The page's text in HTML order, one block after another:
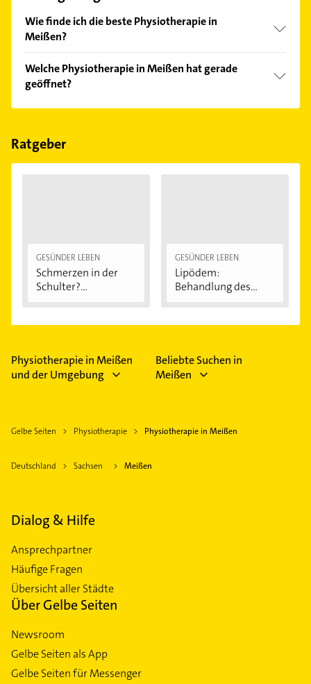
Wie finde ich die beste Physiotherapie in
Meißen?
Kundenmeinungen und profitieren Sie von den
Empfehlungen. Die Suchergebnisse können Sie sich
einfach nachBewertungensortiert anzeigen lassen.
Welche Physiotherapie in Meißen hat gerade
geöffnet?
Im Anbieter-Bereich finden Sie alleÖffnungszeiten.
Feiertagen abweichen können.
Ratgeber
GESÜNDER LEBEN
Schmerzen in der
Schulter?
GESÜNDER LEBEN
Lipödem:
Behandlung des
Physiotherapie in Meißen
und der Umgebung
Beliebte Suchen in
Meißen
Gelbe Seiten Physiotherapie Physiotherapie in Meißen
Deutschland Sachsen Meißen
Dialog & Hilfe
Ansprechpartner
Häufige Fragen
Übersicht aller Städte
Über Gelbe Seiten
Newsroom
Gelbe Seiten als App
Gelbe Seiten für Messenger